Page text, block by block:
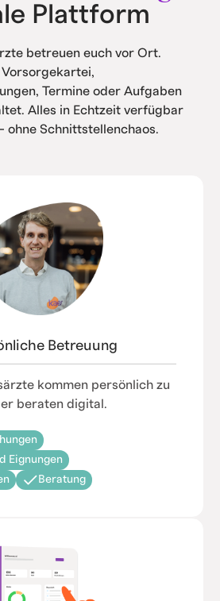
Plattform
betreuen euch vor Ort.
Termine oder Aufgaben
Alles in Echtzeit verfügbar
ohne Schnittstellenchaos.
Betreuung
kommen persönlich zu
beraten digital.
Eignungen
Beratung